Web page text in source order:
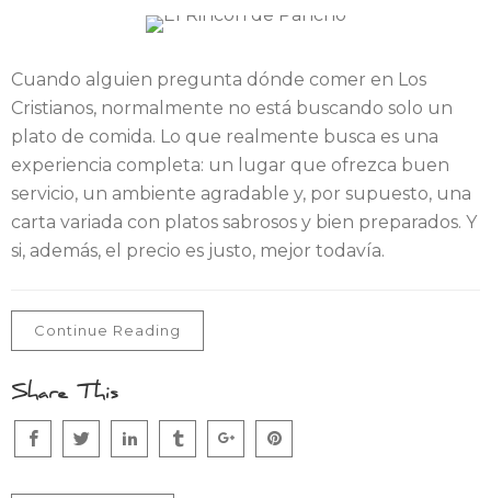
Cuando alguien pregunta dónde comer en Los
Cristianos, normalmente no está buscando solo un
plato de comida. Lo que realmente busca es una
experiencia completa: un lugar que ofrezca buen
servicio, un ambiente agradable y, por supuesto, una
carta variada con platos sabrosos y bien preparados. Y
si, además, el precio es justo, mejor todavía.
Continue Reading
Share This